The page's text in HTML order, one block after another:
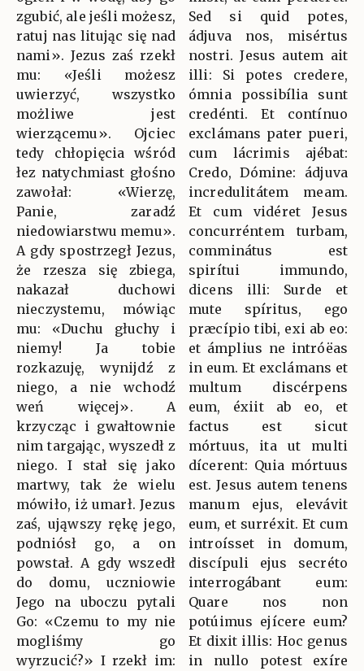
zgubić, ale jeśli możesz,
ratuj nas litując się nad
nami». Jezus zaś rzekł
mu: «Jeśli możesz
uwierzyć, wszystko
możliwe jest
wierzącemu». Ojciec
tedy chłopięcia wśród
łez natychmiast głośno
zawołał: «Wierzę,
Panie, zaradź
niedowiarstwu memu».
A gdy spostrzegł Jezus,
że rzesza się zbiega,
nakazał duchowi
nieczystemu, mówiąc
mu: «Duchu głuchy i
niemy! Ja tobie
rozkazuję, wynijdź z
niego, a nie wchodź
weń więcej». A
krzycząc i gwałtownie
nim targając, wyszedł z
niego. I stał się jako
martwy, tak że wielu
mówiło, iż umarł. Jezus
zaś, ująwszy rękę jego,
podniósł go, a on
powstał. A gdy wszedł
do domu, uczniowie
Jego na uboczu pytali
Go: «Czemu to my nie
mogliśmy go
wyrzucić?» I rzekł im:
Sed si quid potes,
ádjuva nos, misértus
nostri. Jesus autem ait
illi: Si potes credere,
ómnia possibília sunt
credénti. Et contínuo
exclámans pater pueri,
cum lácrimis ajébat:
Credo, Dómine: ádjuva
incredulitátem meam.
Et cum vidéret Jesus
concurréntem turbam,
comminátus est
spirítui immundo,
dicens illi: Surde et
mute spíritus, ego
præcípio tibi, exi ab eo:
et ámplius ne intróëas
in eum. Et exclámans et
multum discérpens
eum, éxiit ab eo, et
factus est sicut
mórtuus, ita ut multi
dícerent: Quia mórtuus
est. Jesus autem tenens
manum ejus, elevávit
eum, et surréxit. Et cum
introísset in domum,
discípuli ejus secréto
interrogábant eum:
Quare nos non
potúimus ejícere eum?
Et dixit illis: Hoc genus
in nullo potest exíre